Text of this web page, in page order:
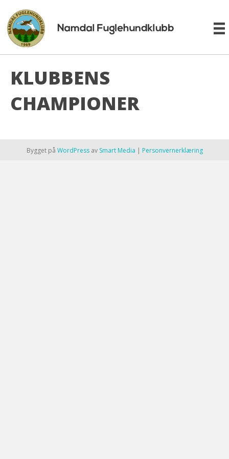
KLUBBENS
CHAMPIONER
Bygget på WordPressav Smart Media | Personvernerklæring